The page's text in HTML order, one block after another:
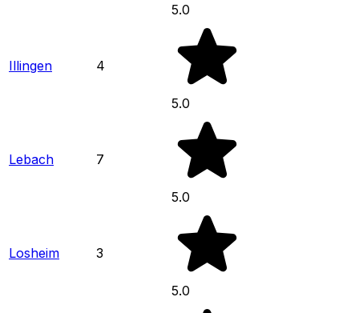
5.0
Illingen 4
5.0
Lebach 7
5.0
Losheim 3
5.0